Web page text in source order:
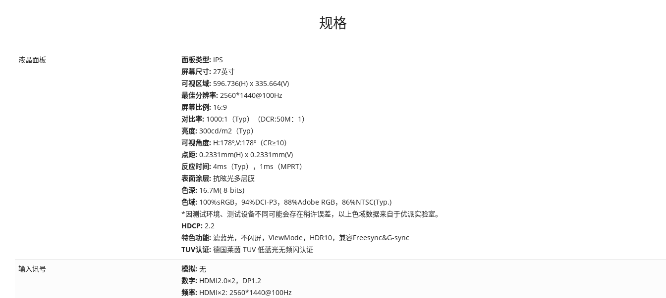
规格
液晶面板 面板类型: IPS
屏幕尺寸: 27英寸
可视区域: 596.736(H) x 335.664(V)
最佳分辨率: 2560*1440@100Hz
屏幕比例: 16:9
对比率: 1000:1（Typ）（DCR:50M：1）
亮度: 300cd/m2（Typ）
可视角度: H:178º,V:178º（CR≥10）
点距: 0.2331mm(H) x 0.2331mm(V)
反应时间: 4ms（Typ），1ms（MPRT）
表面涂层: 抗眩光多层膜
色深: 16.7M( 8-bits)
色域: 100%sRGB，94%DCI-P3，88%Adobe RGB，86%NTSC(Typ.)
*因测试环境、测试设备不同可能会存在稍许误差，以上色域数据来自于优派实验室。
HDCP: 2.2
特色功能: 滤蓝光，不闪屏，ViewMode，HDR10，兼容Freesync&G-sync
TUV认证: 德国莱茵 TUV 低蓝光无频闪认证
输入讯号 模拟: 无
数字: HDMI2.0×2，DP1.2
频率: HDMI×2: 2560*1440@100Hz